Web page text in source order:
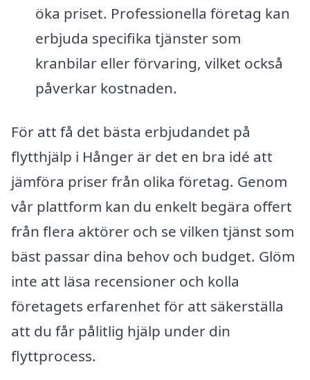
öka priset. Professionella företag kan
erbjuda specifika tjänster som
kranbilar eller förvaring, vilket också
påverkar kostnaden.
För att få det bästa erbjudandet på
flytthjälp i Hånger är det en bra idé att
jämföra priser från olika företag. Genom
vår plattform kan du enkelt begära offert
från flera aktörer och se vilken tjänst som
bäst passar dina behov och budget. Glöm
inte att läsa recensioner och kolla
företagets erfarenhet för att säkerställa
att du får pålitlig hjälp under din
flyttprocess.